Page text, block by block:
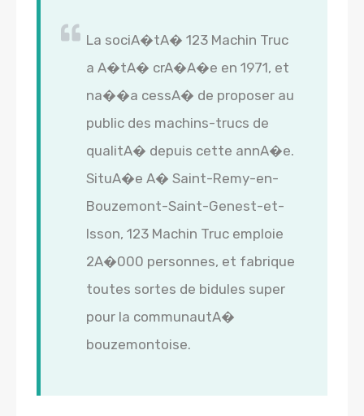
La sociA�tA� 123 Machin Truc
a A�tA� crA�A�e en 1971, et
na��a cessA� de proposer au
public des machins-trucs de
qualitA� depuis cette annA�e.
SituA�e A� Saint-Remy-en-
Bouzemont-Saint-Genest-et-
Isson, 123 Machin Truc emploie
2A�000 personnes, et fabrique
toutes sortes de bidules super
pour la communautA�
bouzemontoise.